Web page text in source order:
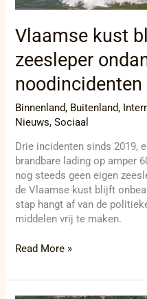
Vlaamse kust
zeesleper
noodincidenten
Binnenland, Buitenland,
Nieuws,Sociaal
Drie incidenten sinds 2019,
brandbare lading op amper
nog steeds geen eigen
de Vlaamse kust blijft
stap hangt af van de
middelen vrij te maken.
Read More »